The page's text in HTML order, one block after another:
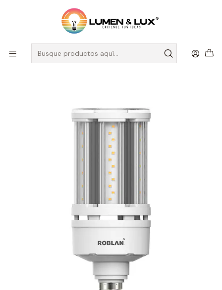
DESPACHO A TODO CHILE
Ampolletas, Cintas y Tubos
Ampolletas y Tubos LED
Ampolleta LED Roblan 54W Luz Fría E40 IP65 – Corn